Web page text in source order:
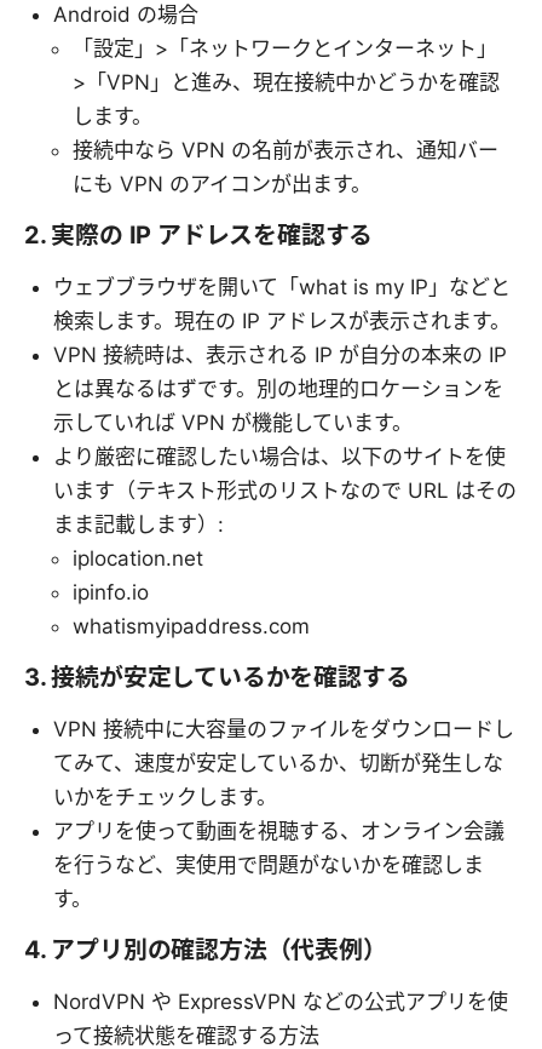
Android の場合
「設定」>「ネットワークとインターネット」
>「VPN」と進み、現在接続中かどうかを確認
します。
接続中なら VPN の名前が表示され、通知バー
にも VPN のアイコンが出ます。
2. 実際の IP アドレスを確認する
ウェブブラウザを開いて「what is my IP」などと
検索します。現在の IP アドレスが表示されます。
VPN 接続時は、表示される IP が自分の本来の IP
とは異なるはずです。別の地理的ロケーションを
示していれば VPN が機能しています。
より厳密に確認したい場合は、以下のサイトを使
います（テキスト形式のリストなので URL はその
まま記載します）:
iplocation.net
ipinfo.io
whatismyipaddress.com
3. 接続が安定しているかを確認する
VPN 接続中に大容量のファイルをダウンロードし
てみて、速度が安定しているか、切断が発生しな
いかをチェックします。
アプリを使って動画を視聴する、オンライン会議
を行うなど、実使用で問題がないかを確認しま
す。
4. アプリ別の確認方法（代表例）
NordVPN や ExpressVPN などの公式アプリを使
って接続状態を確認する方法